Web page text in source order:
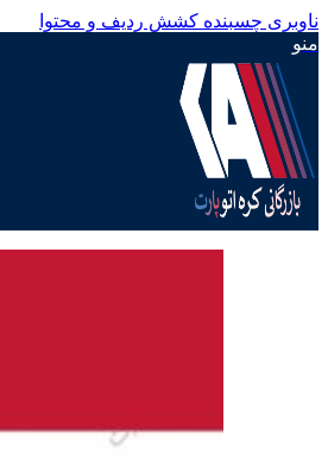
ناوبری چسبنده کشش ردیف و محتوا
منو